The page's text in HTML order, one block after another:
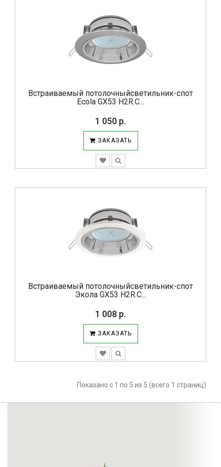
Встраиваемый потолочныйсветильник-спот
Ecola GX53 H2R.C...
1 050 р.
ЗАКАЗАТЬ
Встраиваемый потолочныйсветильник-спот
Экола GX53 H2R.С...
1 008 р.
ЗАКАЗАТЬ
Показано с 1 по 5 из 5 (всего 1 страниц)